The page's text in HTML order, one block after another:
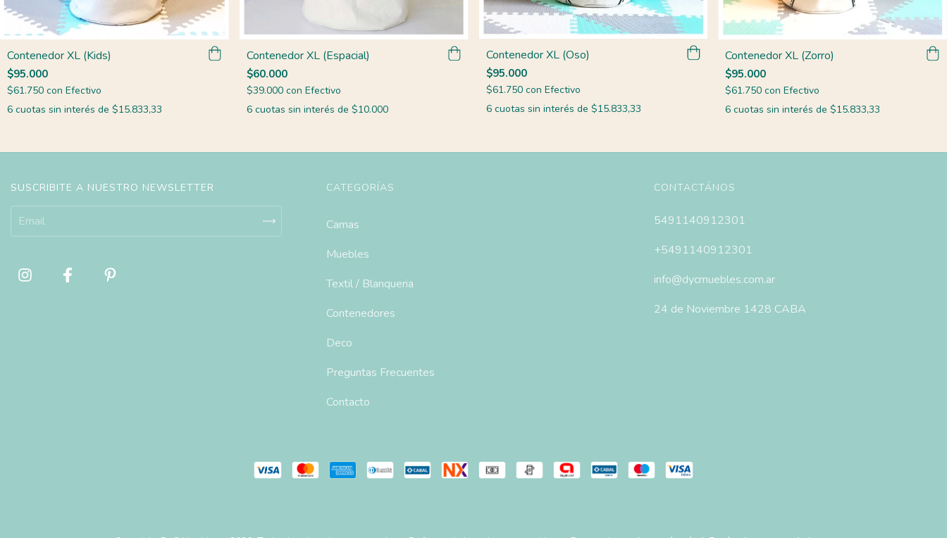
Contenedor XL (Kids)
$95.000
$61.750 con Efectivo
6 cuotas sin interés de $15.833,33
Contenedor XL (Espacial)
$60.000
$39.000 con Efectivo
6 cuotas sin interés de $10.000
Contenedor XL (Oso)
$95.000
$61.750 con Efectivo
6 cuotas sin interés de $15.833,33
Contenedor XL (Zorro)
$95.000
$61.750con Efectivo
6 cuotas sin interés de$15.833,33
SUSCRIBITE A NUESTRO NEWSLETTER CATEGORÍAS
Camas
Muebles
Textil / Blanqueria
Contenedores
Deco
Preguntas Frecuentes
Contacto
CONTACTÁNOS
5491140912301
+5491140912301
info@dycmuebles.com.ar
24 de Noviembre 1428 CABA